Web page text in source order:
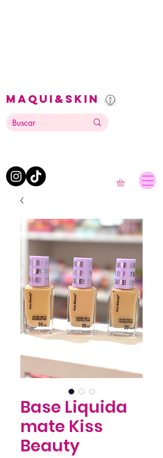
Maqui&Skin
Base Liquida
mate Kiss
Beauty